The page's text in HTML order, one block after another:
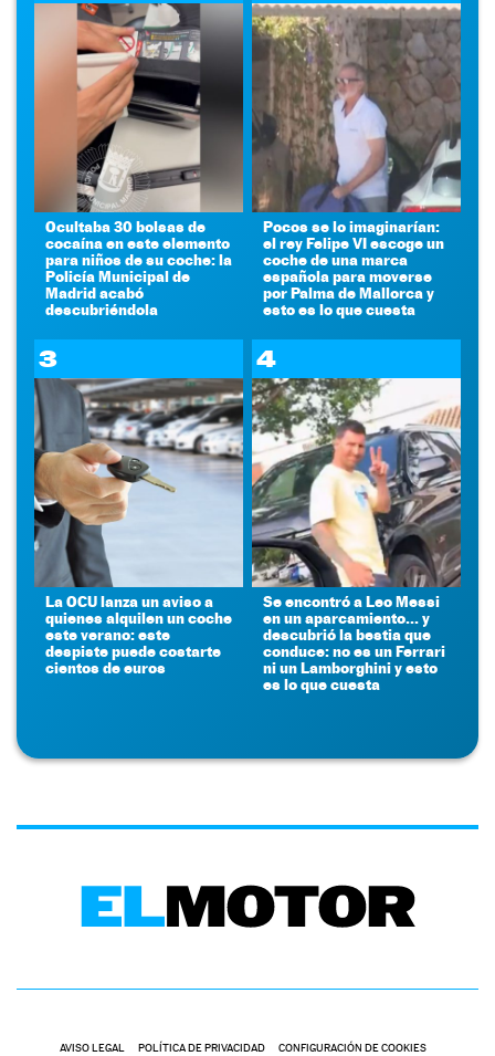
Ocultaba 30 bolsas de
cocaína en este elemento
para niños de su coche: la
Policía Municipal de
Madrid acabó
descubriéndola
Pocos se lo imaginarían:
el rey Felipe VI escoge un
coche de una marca
española para moverse
por Palma de Mallorca y
esto es lo que cuesta
3
La OCU lanza un aviso a
quienes alquilen un coche
este verano: este
despiste puede costarte
cientos de euros
4
Se encontró a Leo Messi
en un aparcamiento... y
descubrió la bestia que
conduce: no es un Ferrari
ni un Lamborghini y esto
es lo que cuesta
AVISO LEGAL POLÍTICA DE PRIVACIDAD CONFIGURACIÓN DE COOKIES